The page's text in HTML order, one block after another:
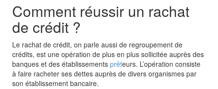
Comment réussir un rachat
de crédit ?
Le rachat de crédit, on parle aussi de regroupement de
crédits, est une opération de plus en plus sollicitée auprès des
banques et des établissements prêteurs. L’opération consiste
à faire racheter ses dettes auprès de divers organismes par
son établissement bancaire.